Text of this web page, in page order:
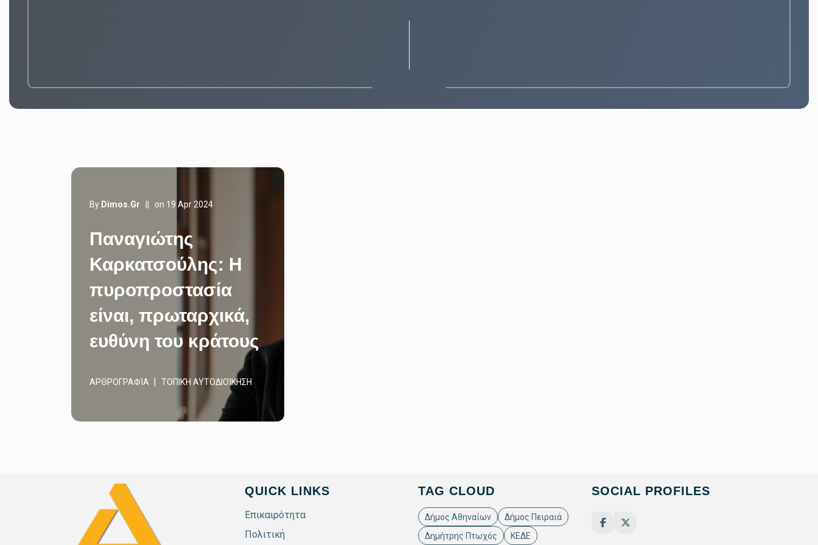
By Dimos.gr on 19 Apr 2024
Παναγιώτης
Καρκατσούλης: Η
πυροπροστασία
είναι, πρωταρχικά,
ευθύνη του κράτους
ΑΡΘΡΟΓΡΑΦΊΑ ΤΟΠΙΚΉ ΑΥΤΟΔΙΟΊΚΗΣΗ
QUICK LINKS
Επικαιρότητα
Πολιτική
TAG CLOUD
Δήμος Αθηναίων
Δήμος Πειραιά
Δημήτρης Πτωχός
ΚΕΔΕ
SOCIAL PROFILES